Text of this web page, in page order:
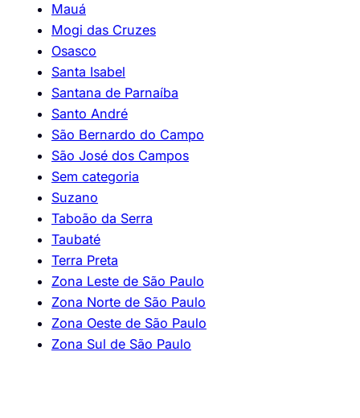
Mauá
Mogi das Cruzes
Osasco
Santa Isabel
Santana de Parnaíba
Santo André
São Bernardo do Campo
São José dos Campos
Sem categoria
Suzano
Taboão da Serra
Taubaté
Terra Preta
Zona Leste de São Paulo
Zona Norte de São Paulo
Zona Oeste de São Paulo
Zona Sul de São Paulo